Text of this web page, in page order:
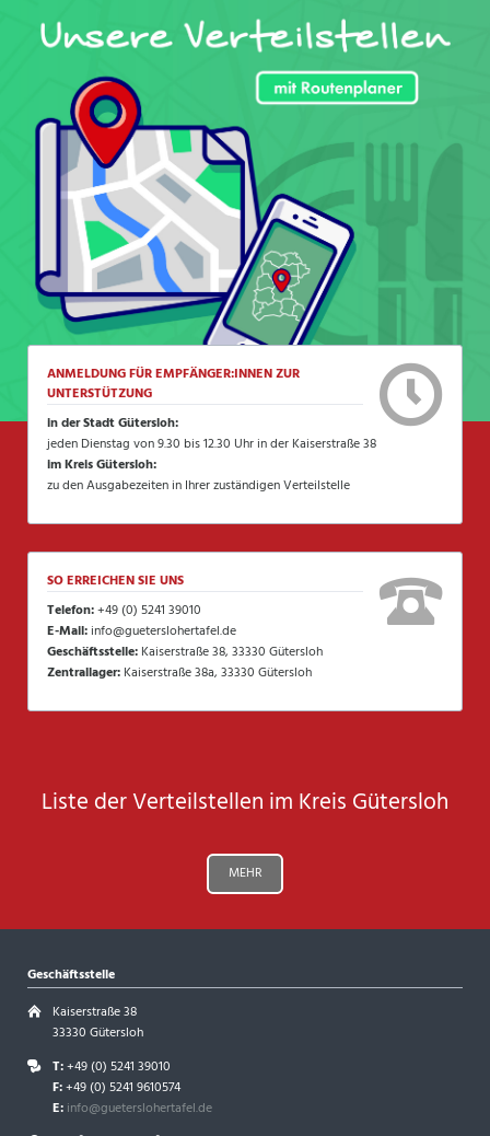
ANMELDUNG FÜR EMPFÄNGER:INNEN ZUR
UNTERSTÜTZUNG
in der Stadt Gütersloh:
jeden Dienstag von 9.30 bis 12.30 Uhr in der Kaiserstraße 38
im Kreis Gütersloh:
zu den Ausgabezeiten in Ihrer zuständigen Verteilstelle
SO ERREICHEN SIE UNS
Telefon:+49 (0) 5241 39010
E-Mail: info@gueterslohertafel.de
Geschäftsstelle: Kaiserstraße 38, 33330 Gütersloh
Zentrallager: Kaiserstraße 38a, 33330 Gütersloh
Liste der Verteilstellen im Kreis Gütersloh
MEHR
Geschäftsstelle
Kaiserstraße 38
33330 Gütersloh
T:+49 (0) 5241 39010
F:+49 (0) 5241 9610574
E: info@gueterslohertafel.de